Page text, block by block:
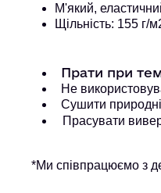
М'який,
Щільність: 155 г/
Прати при
Не
Сушити
Прасувати
*Ми співпрацюємо з